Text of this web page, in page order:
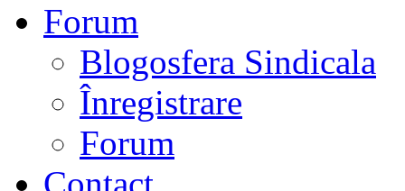
Forum
Blogosfera Sindicala
Înregistrare
Forum
Contact